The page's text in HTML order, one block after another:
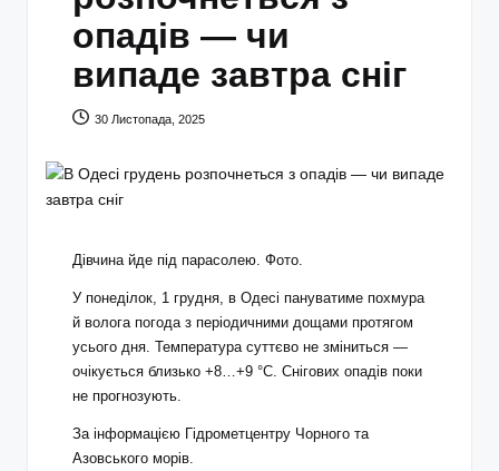
опадів — чи
випаде завтра сніг
30 Листопада, 2025
Дівчина йде під парасолею. Фото.
У понеділок, 1 грудня, в Одесі пануватиме похмура
й волога погода з періодичними дощами протягом
усього дня. Температура суттєво не зміниться —
очікується близько +8…+9 °C. Снігових опадів поки
не прогнозують.
За інформацією Гідрометцентру Чорного та
Азовського морів.